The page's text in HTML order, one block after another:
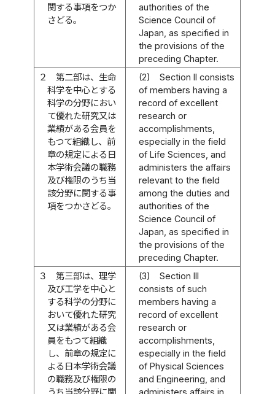
関する事項をつか
さどる。
authorities of the
Science Council of
Japan, as specified in
the provisions of the
preceding Chapter.
２
第二部は、生命
科学を中心とする
科学の分野におい
て優れた研究又は
業績がある会員を
もつて組織し、前
章の規定による日
本学術会議の職務
及び権限のうち当
該分野に関する事
項をつかさどる。
(2)
Section II consists
of members having a
record of excellent
research or
accomplishments,
especially in the field
of Life Sciences, and
administers the affairs
relevant to the field
among the duties and
authorities of the
Science Council of
Japan, as specified in
the provisions of the
preceding Chapter.
３
第三部は、理学
及び工学を中心と
する科学の分野に
おいて優れた研究
又は業績がある会
員をもつて組織
し、前章の規定に
よる日本学術会議
の職務及び権限の
うち当該分野に関
(3)
Section III
consists of such
members having a
record of excellent
research or
accomplishments,
especially in the field
of Physical Sciences
and Engineering, and
administers affairs in